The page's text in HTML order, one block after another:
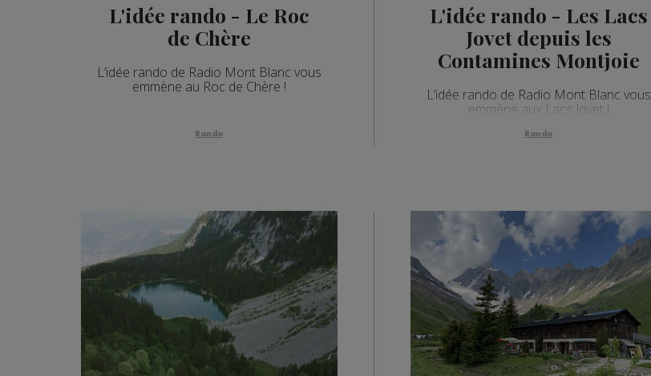
L'idée rando - Le Roc
de Chère
L’idée rando de Radio Mont Blanc vous
emmène au Roc de Chère !
Rando
L'idée rando - Les Lacs
Jovet depuis les
Contamines Montjoie
L’idée rando de Radio Mont Blanc vous
emmène aux Lacs Jovet !
Rando